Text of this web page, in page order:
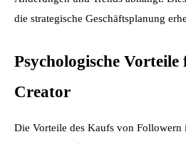
die strategische Geschäftsplanung
Psychologische
Creator
Die Vorteile des Kaufs von Followern